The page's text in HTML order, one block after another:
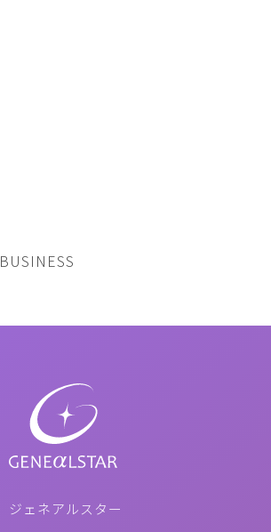
BUSINESS
ジェネアルスター